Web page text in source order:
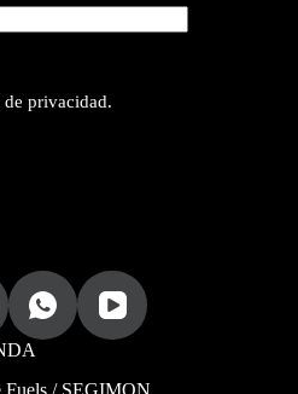
privacidad.